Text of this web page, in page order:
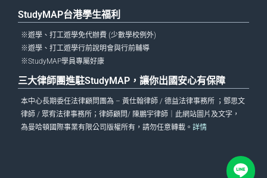
StudyMAP台港學生福利
※遊學、打工遊學免代辦費 (少數學校例外)
※遊學、打工遊學行前說明會與行前輔導
※StudyMAP學員專屬好康
三大律師團進駐StudyMAP，讓你出國安心有保障
本中心長期委任法律顧問團為 – 黃仕翰律師 / 德益法律事務所 ；鄧思文
律師 / 眾宥法律事務所；律師顧問/ 陳鵬宇律師｜此網站圖片及文字，
為曼哈頓國際事業有限公司版權所有，請勿任意轉載。 詳情